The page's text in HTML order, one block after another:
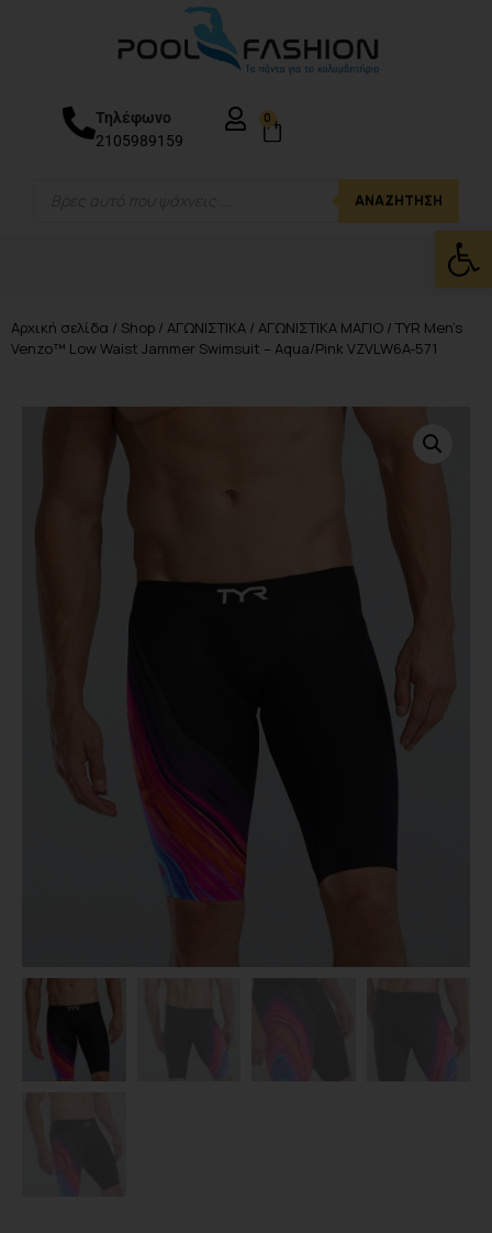
ΑΝΑΖΉΤΗΣΗ
Τηλέφωνο
2105989159
0
Αρχική σελίδα / Shop / ΑΓΩΝΙΣΤΙΚΑ / ΑΓΩΝΙΣΤΙΚΑ ΜΑΓΙΟ / TYR Men’s
Venzo™ Low Waist Jammer Swimsuit – Aqua/Pink VZVLW6A-571